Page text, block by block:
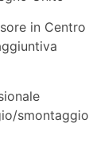
in Centro
smontaggio